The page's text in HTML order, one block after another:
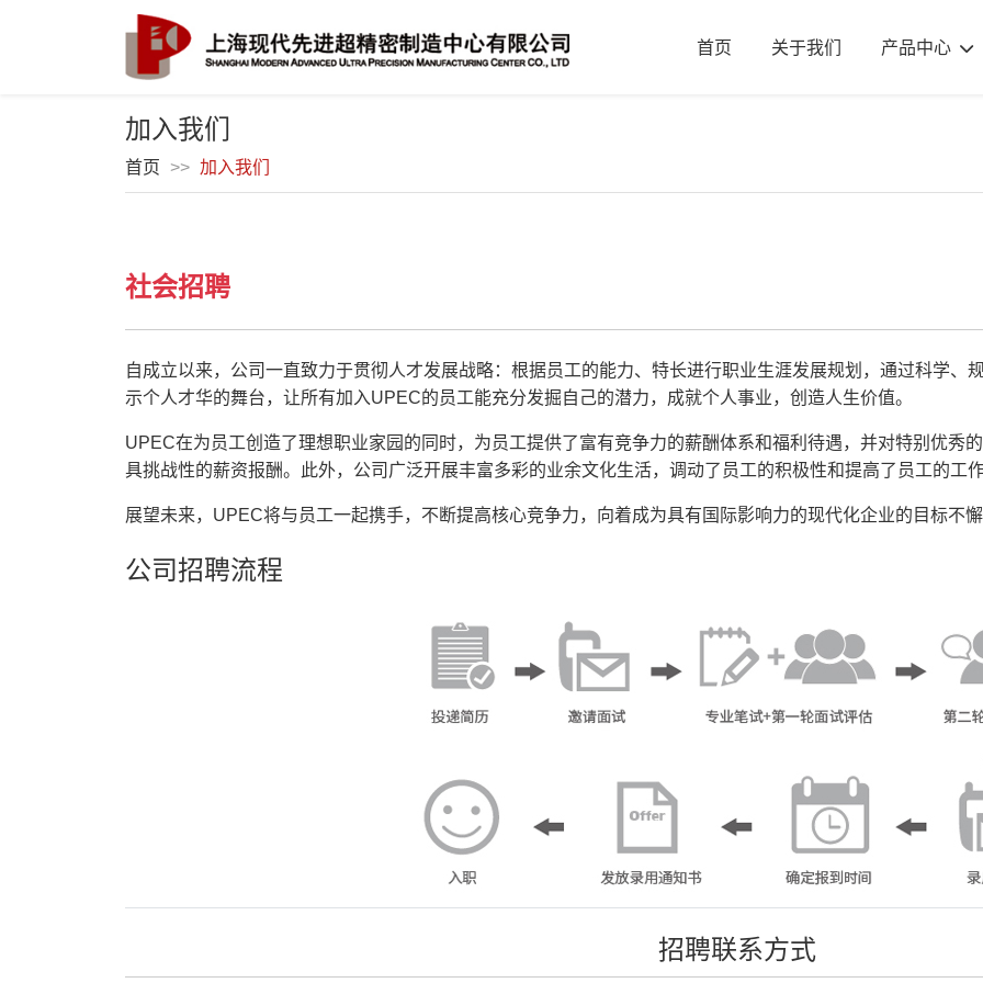
首页 关于我们 产品中心
加入我们
首页 >> 加入我们
社会招聘
自成立以来，公司一直致力于贯彻人才发展战略：根据员工的能力、特长进行职业生涯发展规划，通过科学、
示个人才华的舞台，让所有加入UPEC的员工能充分发掘自己的潜力，成就个人事业，创造人生价值。
UPEC在为员工创造了理想职业家园的同时，为员工提供了富有竞争力的薪酬体系和福利待遇，并对特别优秀
具挑战性的薪资报酬。此外，公司广泛开展丰富多彩的业余文化生活，调动了员工的积极性和提高了员工的工
展望未来，UPEC将与员工一起携手，不断提高核心竞争力，向着成为具有国际影响力的现代化企业的目标不
公司招聘流程
招聘联系方式